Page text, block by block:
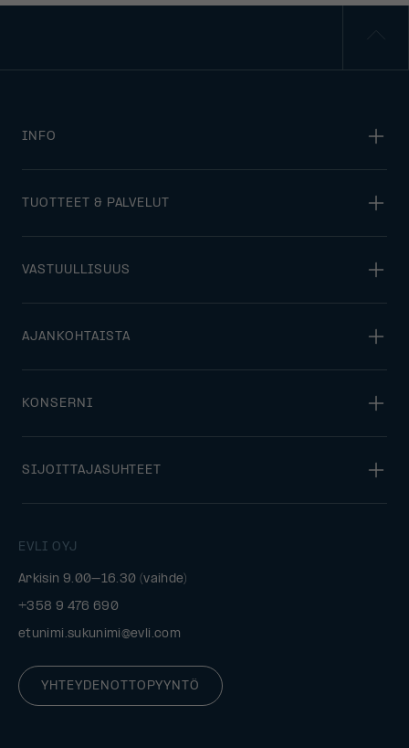
EVLI OYJ
Arkisin 9.00–16.30 (vaihde)
+358 9 476 690
etunimi.sukunimi@evli.com
YHTEYDENOTTOPYYNTÖ
INFO
TUOTTEET & PALVELUT
VASTUULLISUUS
AJANKOHTAISTA
KONSERNI
SIJOITTAJASUHTEET